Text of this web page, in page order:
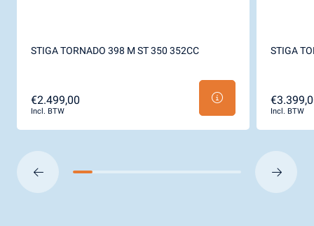
STIGA TORNADO 398 M ST 350 352CC
€2.499,00
Incl. BTW
STIGA
Incl. BTW